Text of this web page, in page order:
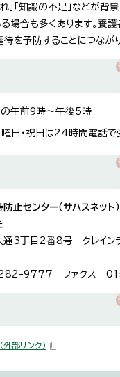
」「知識の不足」などが背
場合も多くあります。養護
待を予防することにつながり
午前9時～午後5時
曜日・祝日は24時間電話で
止センター（サハスネッ
3丁目2番8号 クレインラ
9777 ファクス
（外部リンク）